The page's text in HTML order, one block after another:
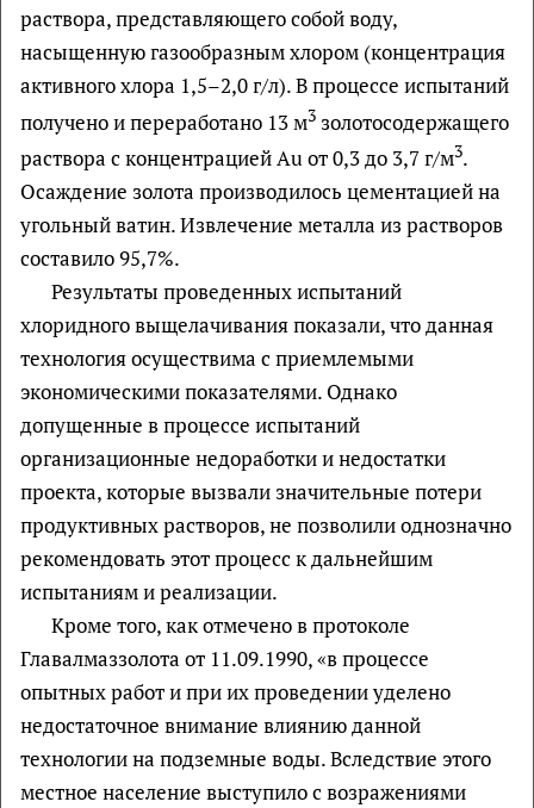
раствора, представляющего собой воду,
насыщенную газообразным хлором (концентрация
активного хлора 1,5–2,0 г/л). В процессе испытаний
получено и переработано 13 м3 золотосодержащего
раствора с концентрацией Аu от 0,3 до 3,7 г/м3.
Осаждение золота производилось цементацией на
угольный ватин. Извлечение металла из растворов
составило 95,7%.
Результаты проведенных испытаний
хлоридного выщелачивания показали, что данная
технология осуществима с приемлемыми
экономическими показателями. Однако
допущенные в процессе испытаний
организационные недоработки и недостатки
проекта, которые вызвали значительные потери
продуктивных растворов, не позволили однозначно
рекомендовать этот процесс к дальнейшим
испытаниям и реализации.
Кроме того, как отмечено в протоколе
Главалмаззолота от 11.09.1990, «в процессе
опытных работ и при их проведении уделено
недостаточное внимание влиянию данной
технологии на подземные воды. Вследствие этого
местное население выступило с возражениями